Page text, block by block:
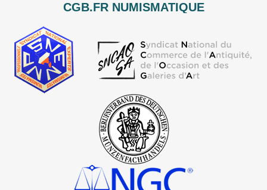
CGB.FR NUMISMATIQUE